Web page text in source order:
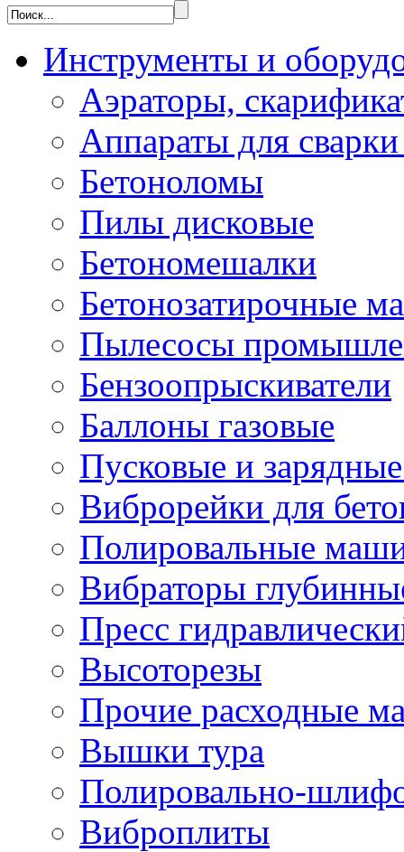
Инструменты и
Аэраторы,
Аппараты для
Бетоноломы
Пилы дисковые
Бетономешалки
Бетонозатирочные
Пылесосы
Бензоопрыскиватели
Баллоны газовые
Пусковые и
Виброрейки для
Полировальные
Вибраторы
Пресс
Высоторезы
Прочие расходные
Вышки тура
Полировально-
Виброплиты